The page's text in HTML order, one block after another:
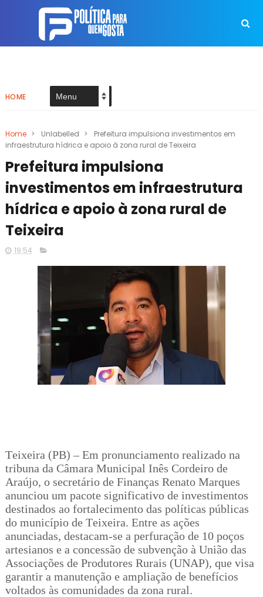
HOME
Home > Unlabelled >
Prefeitura impulsiona investimentos em
infraestrutura hídrica e apoio à zona rural de Teixeira
Prefeitura impulsiona
investimentos em infraestrutura
hídrica e apoio à zona rural de
Teixeira
19:54
Teixeira (PB) – Em pronunciamento realizado na
tribuna da Câmara Municipal Inês Cordeiro de
Araújo, o secretário de Finanças Renato Marques
anunciou um pacote significativo de investimentos
destinados ao fortalecimento das políticas públicas
do município de Teixeira. Entre as ações
anunciadas, destacam-se a perfuração de 10 poços
artesianos e a concessão de subvenção à União das
Associações de Produtores Rurais (UNAP), que visa
garantir a manutenção e ampliação de benefícios
voltados às comunidades da zona rural.